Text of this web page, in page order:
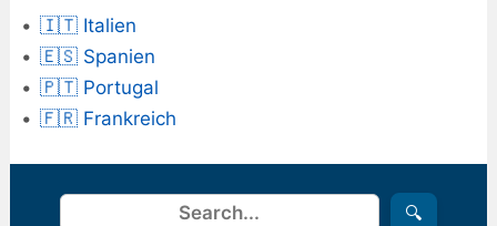
🇮🇹 Italien
🇪🇸 Spanien
🇵🇹 Portugal
🇫🇷 Frankreich
Suchen 🔍